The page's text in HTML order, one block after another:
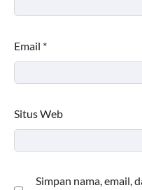
Email *
Situs Web
Simpan nama, email,